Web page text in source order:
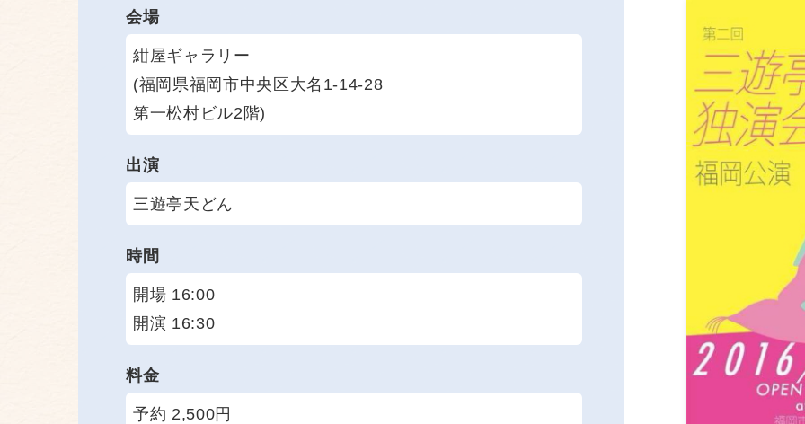
会場
紺屋ギャラリー
(福岡県福岡市中央区大名1-14-28
第一松村ビル2階)
出演
三遊亭天どん
時間
開場 16:00
開演 16:30
料金
予約 2,500円